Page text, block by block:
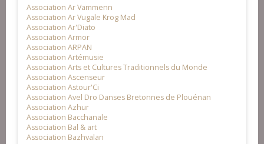
Association Ar Vammenn
Association Ar Vugale Krog Mad
Association Ar'Diato
Association Armor
Association ARPAN
Association Artémusie
Association Arts et Cultures Traditionnels du Monde
Association Ascenseur
Association Astour'Ci
Association Avel Dro Danses Bretonnes de Plouénan
Association Azhur
Association Bacchanale
Association Bal & art
Association Bazhvalan